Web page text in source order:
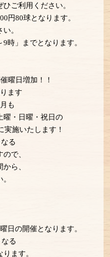
ご利用ください。
円80球となります。
。
時」までとなります。
曜日増加！！
ます
も
曜・日曜・祝日の
実施いたします！
る
で、
ら、
日の開催となります。
る
ます。